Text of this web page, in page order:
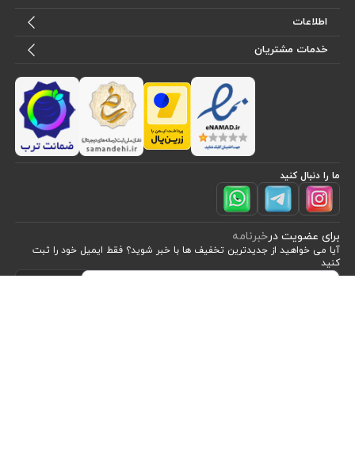
مشاهده محصولات(2)
اطلاعات
خدمات مشتریان
ما را دنبال کنید
برای عضویت درخبرنامه
آیا می خواهید از جدید‌ترین تخفیف‌ ها با‌ خبر شوید؟ فقط ایمیل خود را ثبت
کنید